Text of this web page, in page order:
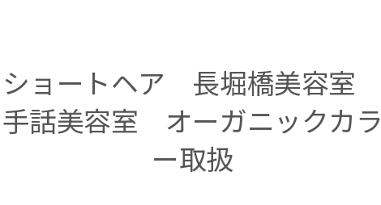
ショートヘア 長堀橋美容室
手話美容室 オーガニックカラ
ー取扱